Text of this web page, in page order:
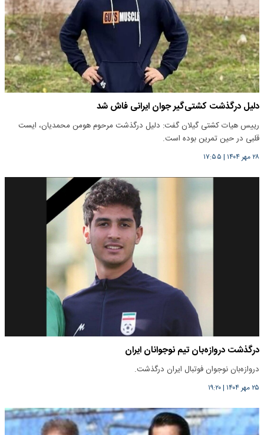
دلیل درگذشت کشتی‌گیر جوان ایرانی فاش شد
رییس هیات کشتی گیلان گفت: دلیل درگذشت مرحوم هومن محمدیان، ایست
قلبی در حین تمرین بوده است.
۲۸ مهر ۱۴۰۴ | ۱۷:۵۵
درگذشت دروازه‌بان تیم نوجوانان ایران
دروازه‌بان نوجوان فوتبال ایران درگذشت.
۲۵ مهر ۱۴۰۴ |۱۹:۲۰